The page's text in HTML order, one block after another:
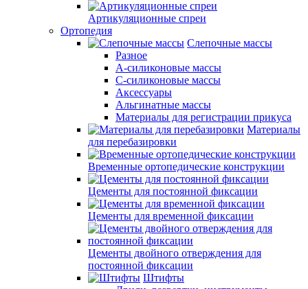
Артикуляционные спреи
Ортопедия
Слепочные массы
Разное
А-силиконовые массы
С-силиконовые массы
Аксессуары
Альгинатные массы
Материалы для регистрации прикуса
Материалы
для перебазировки
Временные ортопедические конструкции
Цементы для постоянной фиксации
Цементы для временной фиксации
Цементы двойного отверждения для
постоянной фиксации
Штифты